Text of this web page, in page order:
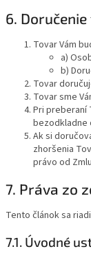
6.
Tovar Vám
a)
b)
Tovar
Tovar sme
Pri preberaní
bezodkladne
Ak si
zhoršenia
právo od
7. Práva zo
Tento článok sa
7.1. Úvodné